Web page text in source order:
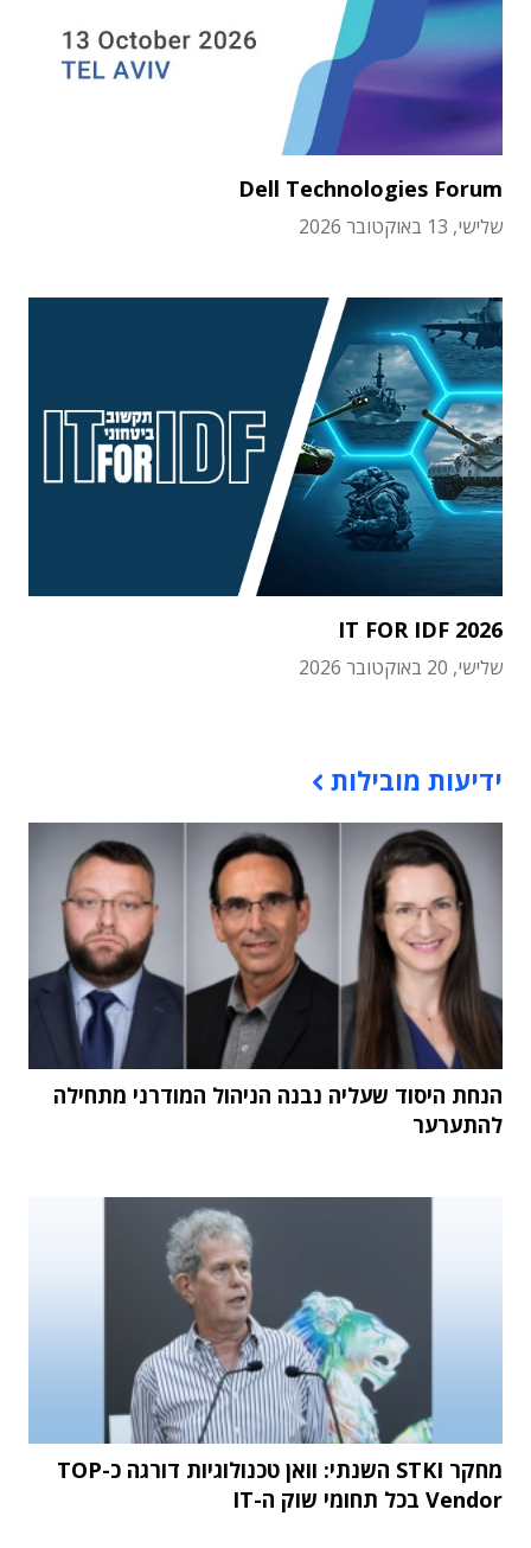
Dell Technologies Forum
שלישי, 13 באוקטובר 2026
IT FOR IDF 2026
שלישי, 20 באוקטובר 2026
ידיעות מובילות
הנחת היסוד שעליה נבנה הניהול המודרני מתחילה
להתערער
מחקר STKI השנתי: וואן טכנולוגיות דורגה כ-TOP
Vendor בכל תחומי שוק ה-IT